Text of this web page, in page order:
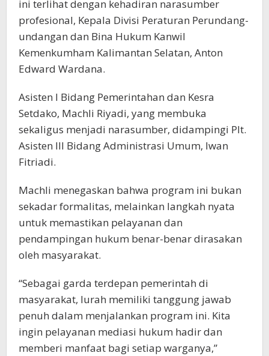
ini terlihat dengan kehadiran narasumber
profesional, Kepala Divisi Peraturan Perundang-
undangan dan Bina Hukum Kanwil
Kemenkumham Kalimantan Selatan, Anton
Edward Wardana.
Asisten I Bidang Pemerintahan dan Kesra
Setdako, Machli Riyadi, yang membuka
sekaligus menjadi narasumber, didampingi Plt.
Asisten III Bidang Administrasi Umum, Iwan
Fitriadi.
Machli menegaskan bahwa program ini bukan
sekadar formalitas, melainkan langkah nyata
untuk memastikan pelayanan dan
pendampingan hukum benar-benar dirasakan
oleh masyarakat.
“Sebagai garda terdepan pemerintah di
masyarakat, lurah memiliki tanggung jawab
penuh dalam menjalankan program ini. Kita
ingin pelayanan mediasi hukum hadir dan
memberi manfaat bagi setiap warganya,”